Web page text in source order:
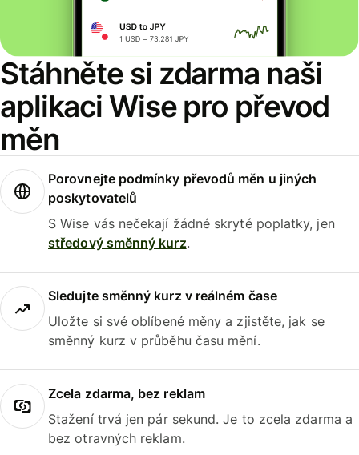
Stáhněte si zdarma naši
aplikaci Wise pro převod
měn
Porovnejte podmínky převodů měn u jiných
poskytovatelů
S Wise vás nečekají žádné skryté poplatky, jen
středový směnný kurz.
Sledujte směnný kurz v reálném čase
Uložte si své oblíbené měny a zjistěte, jak se
směnný kurz v průběhu času mění.
Zcela zdarma, bez reklam
Stažení trvá jen pár sekund. Je to zcela zdarma a
bez otravných reklam.